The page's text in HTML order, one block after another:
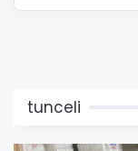
tunceli